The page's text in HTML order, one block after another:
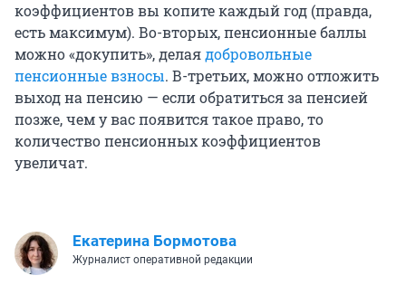
коэффициентов вы копите каждый год (правда,
есть максимум). Во-вторых, пенсионные баллы
можно «докупить», делаядобровольные
пенсионные взносы. В-третьих, можно отложить
выход на пенсию — если обратиться за пенсией
позже, чем у вас появится такое право, то
количество пенсионных коэффициентов
увеличат.
Екатерина Бормотова
Журналист оперативной редакции